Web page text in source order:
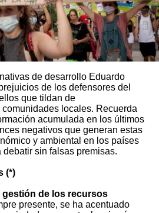
de desarrollo Eduardo
de los defensores del
que tildan de
locales. Recuerda
acumulada en los últimos
negativos que generan estas
y ambiental en los países
sin falsas premisas.
(*)
de los recursos
presente, se ha acentuado